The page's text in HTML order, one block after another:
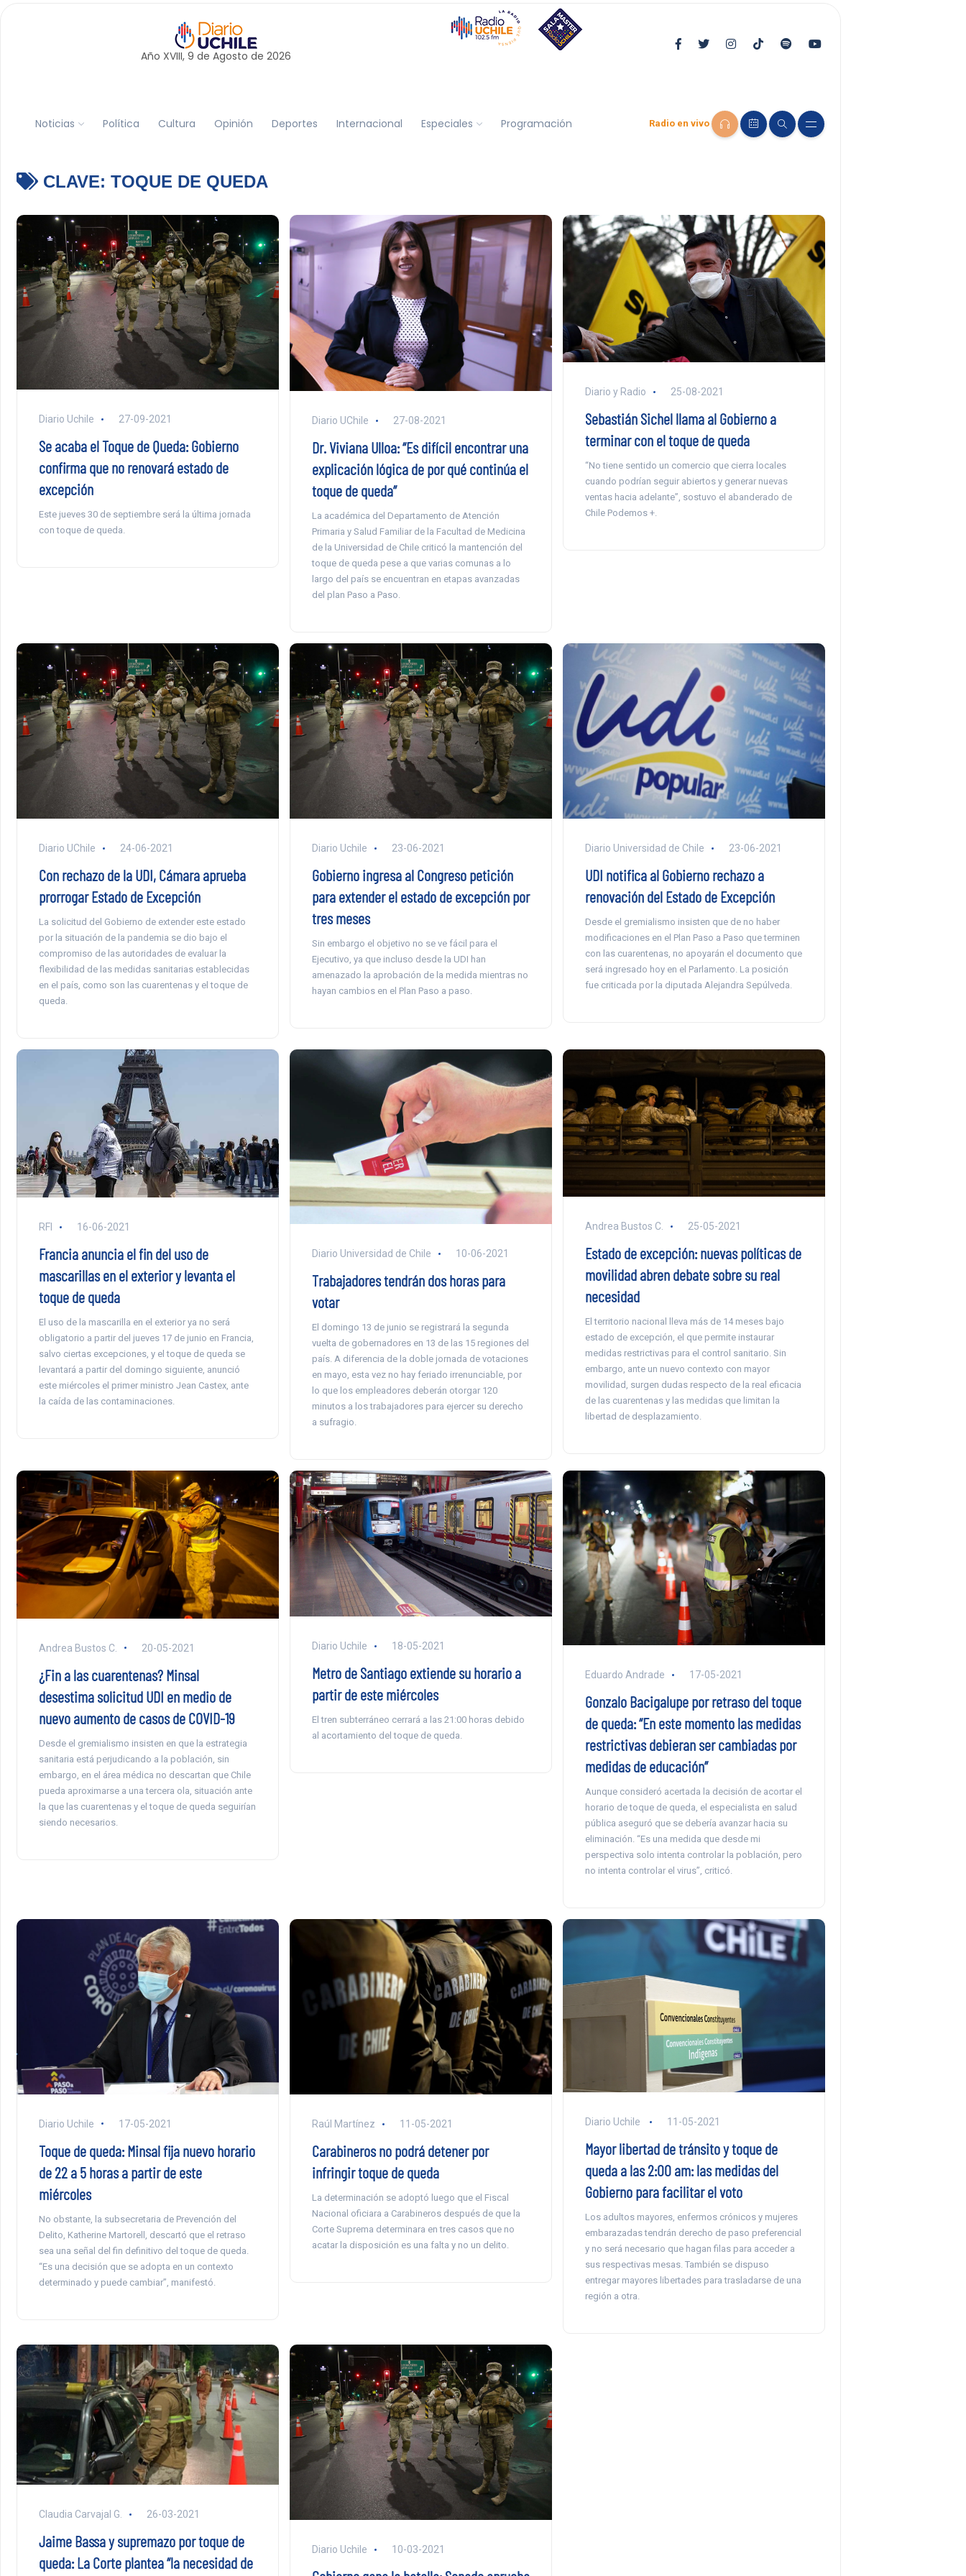
Año XVIII, 9 de Agosto de 2026
Noticias Política Cultura Opinión Deportes Internacional Especiales Programación Radio en vivo
CLAVE: TOQUE DE QUEDA
Diario Uchile 27-09-2021
Se acaba el Toque de Queda: Gobierno
confirma que no renovará estado de
excepción
Este jueves 30 de septiembre será la última jornada
con toque de queda.
Diario UChile 27-08-2021
Dr. Viviana Ulloa: “Es difícil encontrar una
explicación lógica de por qué continúa el
toque de queda”
La académica del Departamento de Atención
Primaria y Salud Familiar de la Facultad de Medicina
de la Universidad de Chile criticó la mantención del
toque de queda pese a que varias comunas a lo
largo del país se encuentran en etapas avanzadas
del plan Paso a Paso.
Diario y Radio 25-08-2021
Sebastián Sichel llama al Gobierno a
terminar con el toque de queda
“No tiene sentido un comercio que cierra locales
cuando podrían seguir abiertos y generar nuevas
ventas hacia adelante”, sostuvo el abanderado de
Chile Podemos +.
Diario UChile 24-06-2021
Con rechazo de la UDI, Cámara aprueba
prorrogar Estado de Excepción
La solicitud del Gobierno de extender este estado
por la situación de la pandemia se dio bajo el
compromiso de las autoridades de evaluar la
flexibilidad de las medidas sanitarias establecidas
en el país, como son las cuarentenas y el toque de
queda.
Diario Uchile 23-06-2021
Gobierno ingresa al Congreso petición
para extender el estado de excepción por
tres meses
Sin embargo el objetivo no se ve fácil para el
Ejecutivo, ya que incluso desde la UDI han
amenazado la aprobación de la medida mientras no
hayan cambios en el Plan Paso a paso.
Diario Universidad de Chile 23-06-2021
UDI notifica al Gobierno rechazo a
renovación del Estado de Excepción
Desde el gremialismo insisten que de no haber
modificaciones en el Plan Paso a Paso que terminen
con las cuarentenas, no apoyarán el documento que
será ingresado hoy en el Parlamento. La posición
fue criticada por la diputada Alejandra Sepúlveda.
RFI 16-06-2021
Francia anuncia el fin del uso de
mascarillas en el exterior y levanta el
toque de queda
El uso de la mascarilla en el exterior ya no será
obligatorio a partir del jueves 17 de junio en Francia,
salvo ciertas excepciones, y el toque de queda se
levantará a partir del domingo siguiente, anunció
este miércoles el primer ministro Jean Castex, ante
la caída de las contaminaciones.
Diario Universidad de Chile 10-06-2021
Trabajadores tendrán dos horas para
votar
El domingo 13 de junio se registrará la segunda
vuelta de gobernadores en 13 de las 15 regiones del
país. A diferencia de la doble jornada de votaciones
en mayo, esta vez no hay feriado irrenunciable, por
lo que los empleadores deberán otorgar 120
minutos a los trabajadores para ejercer su derecho
a sufragio.
Andrea Bustos C. 25-05-2021
Estado de excepción: nuevas políticas de
movilidad abren debate sobre su real
necesidad
El territorio nacional lleva más de 14 meses bajo
estado de excepción, el que permite instaurar
medidas restrictivas para el control sanitario. Sin
embargo, ante un nuevo contexto con mayor
movilidad, surgen dudas respecto de la real eficacia
de las cuarentenas y las medidas que limitan la
libertad de desplazamiento.
Andrea Bustos C. 20-05-2021
¿Fin a las cuarentenas? Minsal
desestima solicitud UDI en medio de
nuevo aumento de casos de COVID-19
Desde el gremialismo insisten en que la estrategia
sanitaria está perjudicando a la población, sin
embargo, en el área médica no descartan que Chile
pueda aproximarse a una tercera ola, situación ante
la que las cuarentenas y el toque de queda seguirían
siendo necesarios.
Diario Uchile 18-05-2021
Metro de Santiago extiende su horario a
partir de este miércoles
El tren subterráneo cerrará a las 21:00 horas debido
al acortamiento del toque de queda.
Eduardo Andrade 17-05-2021
Gonzalo Bacigalupe por retraso del toque
de queda: “En este momento las medidas
restrictivas debieran ser cambiadas por
medidas de educación”
Aunque consideró acertada la decisión de acortar el
horario de toque de queda, el especialista en salud
pública aseguró que se debería avanzar hacia su
eliminación. “Es una medida que desde mi
perspectiva solo intenta controlar la población, pero
no intenta controlar el virus”, criticó.
Diario Uchile 17-05-2021
Toque de queda: Minsal fija nuevo horario
de 22 a 5 horas a partir de este
miércoles
No obstante, la subsecretaria de Prevención del
Delito, Katherine Martorell, descartó que el retraso
sea una señal del fin definitivo del toque de queda.
“Es una decisión que se adopta en un contexto
determinado y puede cambiar”, manifestó.
Raúl Martínez 11-05-2021
Carabineros no podrá detener por
infringir toque de queda
La determinación se adoptó luego que el Fiscal
Nacional oficiara a Carabineros después de que la
Corte Suprema determinara en tres casos que no
acatar la disposición es una falta y no un delito.
Diario Uchile 11-05-2021
Mayor libertad de tránsito y toque de
queda a las 2:00 am: las medidas del
Gobierno para facilitar el voto
Los adultos mayores, enfermos crónicos y mujeres
embarazadas tendrán derecho de paso preferencial
y no será necesario que hagan filas para acceder a
sus respectivas mesas. También se dispuso
entregar mayores libertades para trasladarse de una
región a otra.
Claudia Carvajal G. 26-03-2021
Jaime Bassa y supremazo por toque de
queda: La Corte plantea “la necesidad de
Diario Uchile 10-03-2021